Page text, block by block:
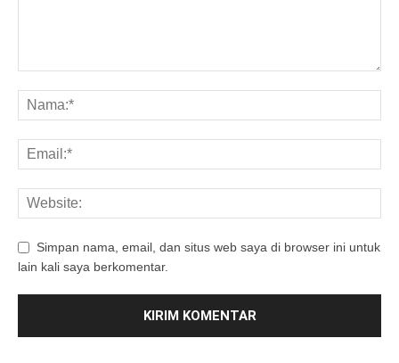
Simpan nama, email, dan situs web saya di browser ini untuk
lain kali saya berkomentar.